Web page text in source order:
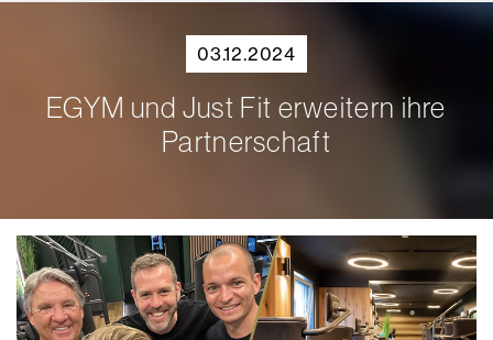
03.12.2024
EGYM und Just Fit erweitern ihre
Partnerschaft